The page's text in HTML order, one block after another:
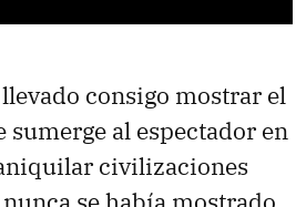
consigo mostrar el
al espectador en
civilizaciones